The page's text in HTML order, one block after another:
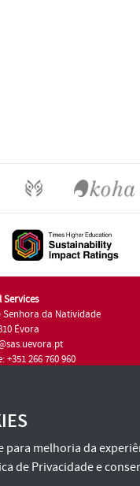
Services
Senhora da Natividade
Évora
+351 266 760 960
para melhoria da
de Privacidadee